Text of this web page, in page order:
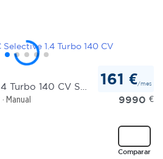
Manual
161 €/mes
9990 €
Comparar